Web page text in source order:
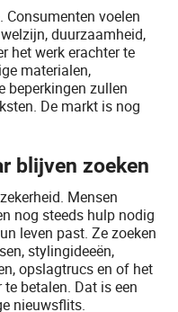
Consumenten voelen
duurzaamheid,
het werk erachter te
materialen,
beperkingen zullen
De markt is nog
blijven zoeken
Mensen
nog steeds hulp nodig
leven past. Ze zoeken
stylingideeën,
opslagtrucs en of het
betalen. Dat is een
nieuwsflits.